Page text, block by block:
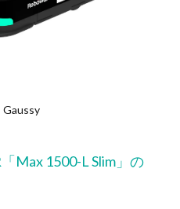
Gaussy
Max 1500-L Slim」の